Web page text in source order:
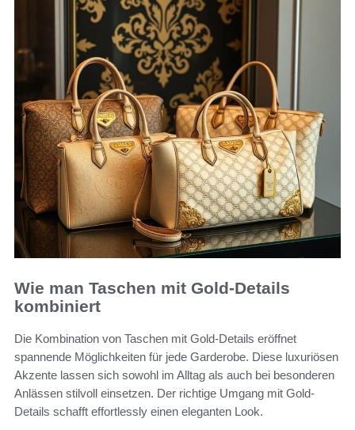
Wie man Taschen mit Gold-Details
kombiniert
Die Kombination von Taschen mit Gold-Details eröffnet
spannende Möglichkeiten für jede Garderobe. Diese luxuriösen
Akzente lassen sich sowohl im Alltag als auch bei besonderen
Anlässen stilvoll einsetzen. Der richtige Umgang mit Gold-
Details schafft effortlessly einen eleganten Look.